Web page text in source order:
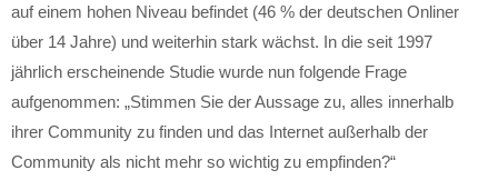
auf einem hohen Niveau befindet (46 % der deutschen Onliner
über 14 Jahre) und weiterhin stark wächst. In die seit 1997
jährlich erscheinende Studie wurde nun folgende Frage
aufgenommen: „Stimmen Sie der Aussage zu, alles innerhalb
ihrer Community zu finden und das Internet außerhalb der
Community als nicht mehr so wichtig zu empfinden?“